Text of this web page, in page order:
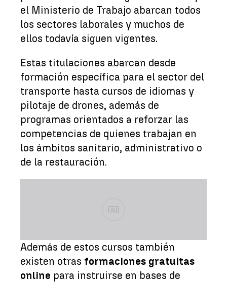
el Ministerio de Trabajo abarcan todos
los sectores laborales y muchos de
ellos todavía siguen vigentes.
Estas titulaciones abarcan desde
formación específica para el sector del
transporte hasta cursos de idiomas y
pilotaje de drones, además de
programas orientados a reforzar las
competencias de quienes trabajan en
los ámbitos sanitario, administrativo o
de la restauración.
Ad
Además de estos cursos también
existen otras formaciones gratuitas
online para instruirse en bases de